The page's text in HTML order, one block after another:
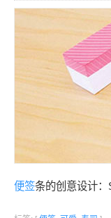
便签条的创意设计